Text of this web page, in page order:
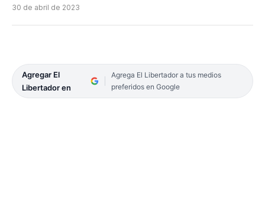
30 de abril de 2023
Agregar El
Libertador en
Agrega El Libertador a tus medios
preferidos en Google